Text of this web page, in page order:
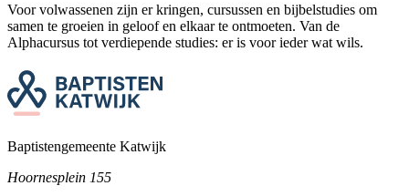
Voor volwassenen zijn er kringen, cursussen en bijbelstudies om
samen te groeien in geloof en elkaar te ontmoeten. Van de
Alphacursus tot verdiepende studies: er is voor ieder wat wils.
Baptistengemeente Katwijk
Hoornesplein 155